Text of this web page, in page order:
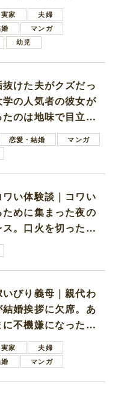
てきた
家
夫婦
マンガ
幼児
抜けた夫がクズだっ
学の人気者の彼女が
のは地味で目立た
学生
恋愛・結婚
マンガ
ワい体験談｜コワい
めに集まった夜の
。口火を切ったの
の男の子ママ
いびり義母｜親代わ
結婚挨拶に欠席。あ
不機嫌になった義
家
夫婦
マンガ